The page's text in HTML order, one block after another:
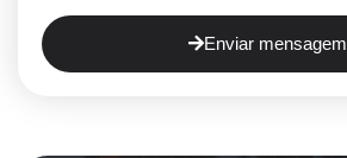
Enviar mensagem